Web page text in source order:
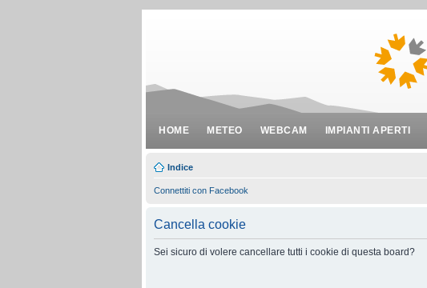
HOME METEO WEBCAM IMPIANTI APERTI
Indice
Connettiti con Facebook
Cancella cookie
Sei sicuro di volere cancellare tutti i cookie di questa board?